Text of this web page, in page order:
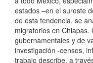
i
n
c
estados –en el sureste
de esta tendencia, se
migratorios en
gubernamentales y de
investigación -censos,
trabajo describe, a